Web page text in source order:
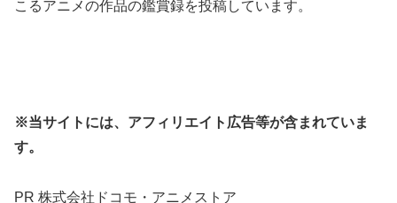
こるアニメの作品の鑑賞録を投稿しています。
※当サイトには、アフィリエイト広告等が含まれていま
す。
PR 株式会社ドコモ・アニメストア